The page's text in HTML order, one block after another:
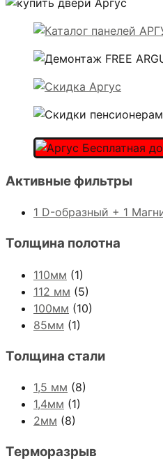
Активные фильтры
1 D-образный + 1
Толщина полотна
110мм (1)
112 мм (5)
100мм (10)
85мм (1)
Толщина стали
1,5 мм (8)
1,4мм (1)
2мм (8)
Терморазрыв